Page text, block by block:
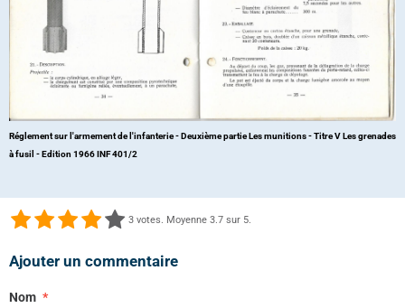
Réglement sur l'armement de l'infanterie - Deuxième partie Les munitions - Titre V Les grenades
à fusil - Edition 1966 INF 401/2
3 votes. Moyenne 3.7 sur 5.
Ajouter un commentaire
Nom